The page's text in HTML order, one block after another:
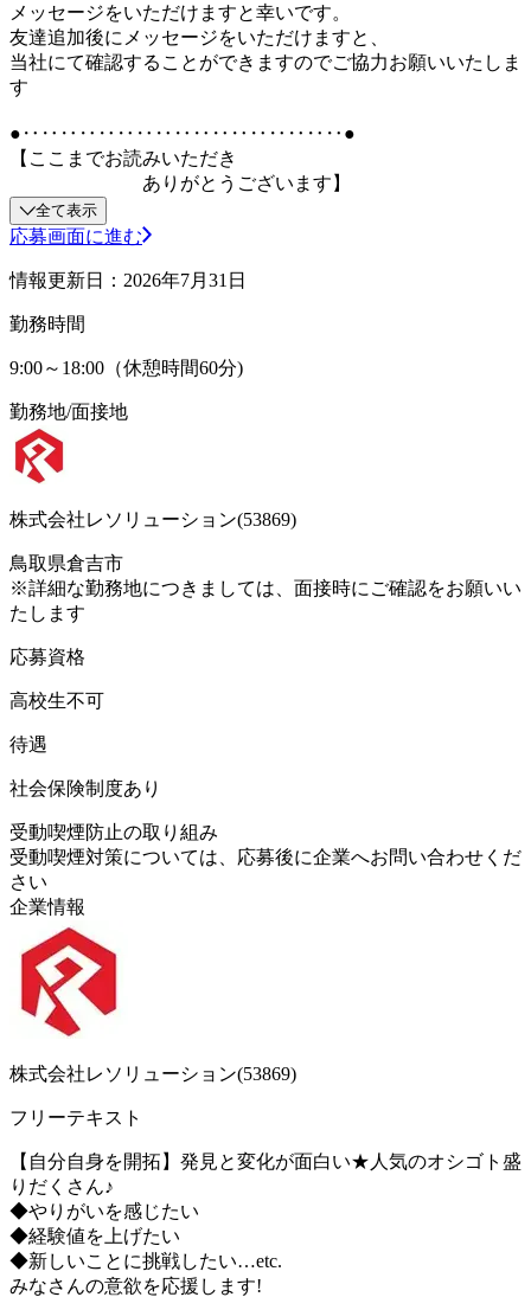
メッセージをいただけますと幸いです。
友達追加後にメッセージをいただけますと、
当社にて確認することができますのでご協力お願いいたしま
す
●‥‥‥‥‥‥‥‥‥‥‥‥‥‥‥‥‥●
【ここまでお読みいただき
ありがとうございます】
全て表示
応募画面に進む
情報更新日：2026年7月31日
勤務時間
9:00～18:00（休憩時間60分)
勤務地/面接地
株式会社レソリューション(53869)
鳥取県倉吉市
※詳細な勤務地につきましては、面接時にご確認をお願いい
たします
応募資格
高校生不可
待遇
社会保険制度あり
受動喫煙防止の取り組み
受動喫煙対策については、応募後に企業へお問い合わせくだ
さい
企業情報
株式会社レソリューション(53869)
フリーテキスト
【自分自身を開拓】発見と変化が面白い★人気のオシゴト盛
りだくさん♪
◆やりがいを感じたい
◆経験値を上げたい
◆新しいことに挑戦したい…etc.
みなさんの意欲を応援します!